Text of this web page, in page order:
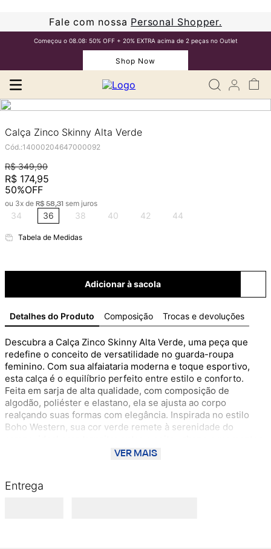
Fale com nossa Personal Shopper.
Começou o 08.08: 50% OFF + 20% EXTRA acima de 2 peças no Outlet
Shop Now
Calça Zinco Skinny Alta Verde
Cód.:14000204647000092
R$ 349,90
R$ 174,95
50%OFF
ou 3x de R$ 58,31 sem juros
34 36 38 40 42 44
Tabela de Medidas
Adicionar à sacola
Detalhes do Produto Composição Trocas e devoluções
Descubra a Calça Zinco Skinny Alta Verde, uma peça que
redefine o conceito de versatilidade no guarda-roupa
feminino. Com sua alfaiataria moderna e toque esportivo,
esta calça é o equilíbrio perfeito entre estilo e conforto.
Feita em sarja de alta qualidade, com composição de
algodão, poliéster e elastano, ela se ajusta ao corpo
realçando suas formas com elegância. Inspirada no estilo
Boho Western, sua cor verde remete à serenidade do
de conexão com a natureza. Combine-a com uma blusa leve
Zinco encontrará na Calça Skinny Alta o complemento ideal
VER MAIS
Entrega